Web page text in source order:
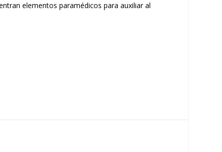
elementos paramédicos para auxiliar al